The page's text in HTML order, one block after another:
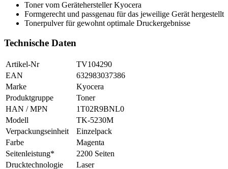
Toner vom Gerätehersteller Kyocera
Formgerecht und passgenau für das jeweilige Gerät hergestellt
Tonerpulver für gewohnt optimale Druckergebnisse
Technische Daten
Artikel-Nr
TV104290
EAN
632983037386
Marke
Kyocera
Produktgruppe
Toner
HAN / MPN
1T02R9BNL0
Modell
TK-5230M
Verpackungseinheit
Einzelpack
Farbe
Magenta
Seitenleistung*
2200 Seiten
Drucktechnologie
Laser